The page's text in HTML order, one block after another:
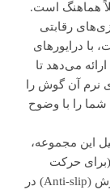
رقابتی
با درایورهای
می‌دهد تا
نرم آن گوش را
را با وضوح
این مجموعه،
(برای حرکت
سریع و دقیق ماوس) و کفی لاستیکی ضد لغزش (Anti-slip) در